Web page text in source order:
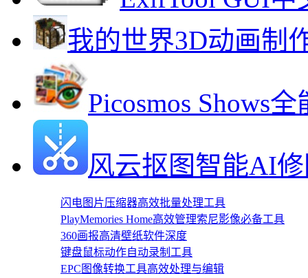
我的世界3D动画制
Picosmos Shows
风云抠图智能AI
闪电图片压缩器高效批量处理工具
PlayMemories Home高效管理索尼影像必备工具
360画报高清壁纸软件深度
键盘鼠标动作自动录制工具
EPC图像转换工具高效处理与编辑